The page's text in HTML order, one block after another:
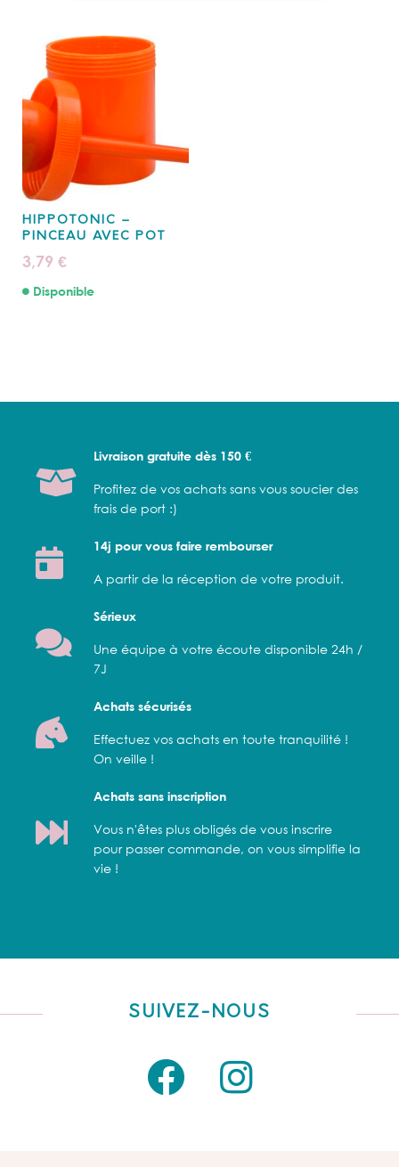
HIPPOTONIC –
PINCEAU AVEC POT
3,79 €
Disponible
Livraison gratuite dès 150 €
Profitez de vos achats sans vous soucier des
frais de port :)
14j pour vous faire rembourser
A partir de la réception de votre produit.
Sérieux
Une équipe à votre écoute disponible 24h /
7J
Achats sécurisés
Effectuez vos achats en toute tranquilité !
On veille !
Achats sans inscription
Vous n'êtes plus obligés de vous inscrire
pour passer commande, on vous simplifie la
vie !
SUIVEZ-NOUS